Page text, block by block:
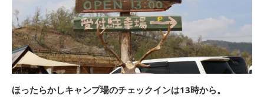
ほったらかしキャンプ場のチェックインは13時から。